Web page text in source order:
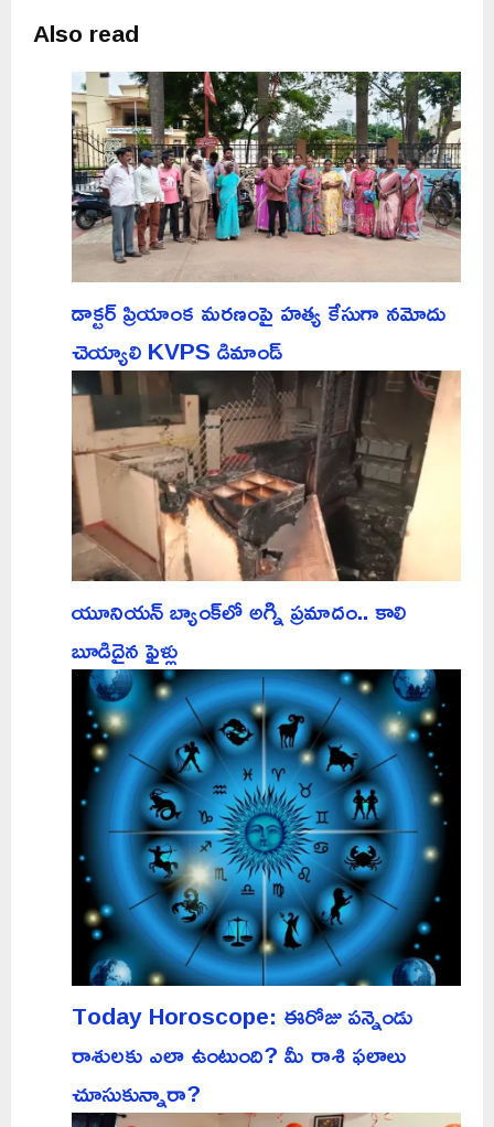
Also read
డాక్టర్ ప్రియాంక మరణంపై హత్య కేసుగా నమోదు
చెయ్యాలి KVPS డిమాండ్
యూనియన్ బ్యాంక్‌లో అగ్ని ప్రమాదం.. కాలి
బూడిదైన ఫైళ్లు
Today Horoscope: ఈరోజు పన్నెండు
రాశులకు ఎలా ఉంటుంది? మీ రాశి ఫలాలు
చూసుకున్నారా?